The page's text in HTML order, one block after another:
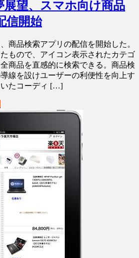
展望、スマホ向け商品
信開始
商品検索アプリの配信を開始した。
もので、アイコン表示されたカテゴ
商品を直感的に検索できる。商品検
線を設けユーザーの利便性を向上す
いたコーディ […]